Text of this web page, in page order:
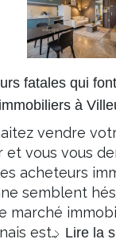
fatales qui
à
vendre
et vous vous
acheteurs
semblent
marché
est… Lire la